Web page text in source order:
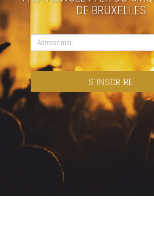
DE BRUXELLES
S'INSCRIRE